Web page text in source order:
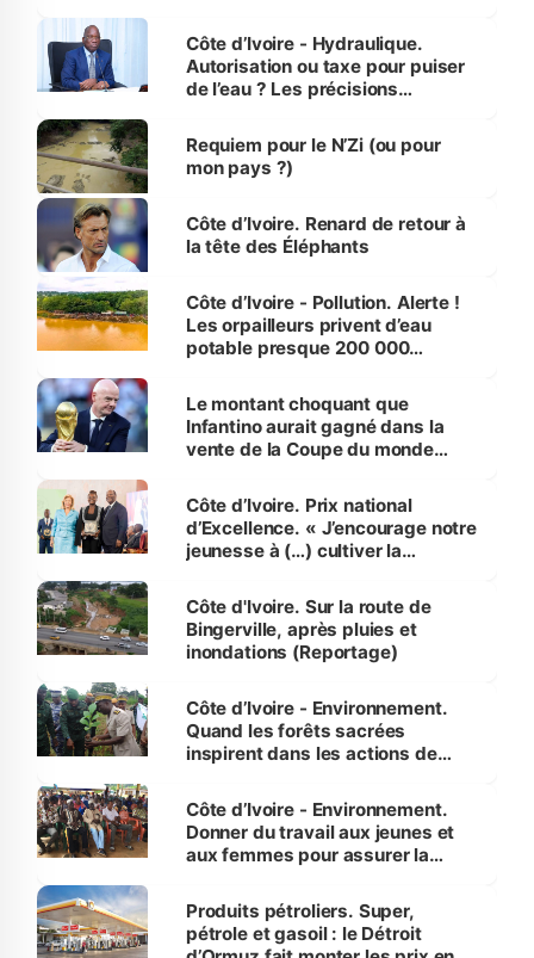
Côte d’Ivoire - Hydraulique.
Autorisation ou taxe pour puiser
de l’eau ? Les précisions
Requiem pour le N’Zi (ou pour
mon pays ?)
Côte d’Ivoire. Renard de retour à
la tête des Éléphants
Côte d’Ivoire - Pollution. Alerte !
Les orpailleurs privent d’eau
potable presque 200 000
Le montant choquant que
Infantino aurait gagné dans la
vente de la Coupe du monde
Côte d’Ivoire. Prix national
d’Excellence. « J’encourage notre
jeunesse à (…) cultiver la
(Alassane Ouattara
Côte d'Ivoire. Sur la route de
Bingerville, après pluies et
inondations (Reportage)
Côte d’Ivoire - Environnement.
Quand les forêts sacrées
inspirent dans les actions de
Côte d’Ivoire - Environnement.
Donner du travail aux jeunes et
aux femmes pour assurer la
menacées
Produits pétroliers. Super,
pétrole et gasoil : le Détroit